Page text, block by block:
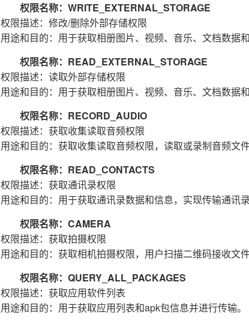
权限名称：WRITE_EXTERNAL_STORAGE
权限描述：修改/删除外部存储权限
用途和目的：用于获取相册图片、视频、音乐、文档数据
权限名称：READ_EXTERNAL_STORAGE
权限描述：读取外部存储权限
用途和目的：用于获取相册图片、视频、音乐、文档数据
权限名称：RECORD_AUDIO
权限描述：获取收集读取音频权限
用途和目的：获取收集读取音频权限，读取或录制音频文
权限名称：READ_CONTACTS
权限描述：获取通讯录权限
用途和目的：用于获取通讯录数据和信息，实现传输通讯录
权限名称：CAMERA
权限描述：获取拍摄权限
用途和目的：获取相机拍摄权限，用户扫描二维码接收文件
权限名称：QUERY_ALL_PACKAGES
权限描述：获取应用软件列表
用途和目的：用于获取应用列表和apk包信息并进行传输。